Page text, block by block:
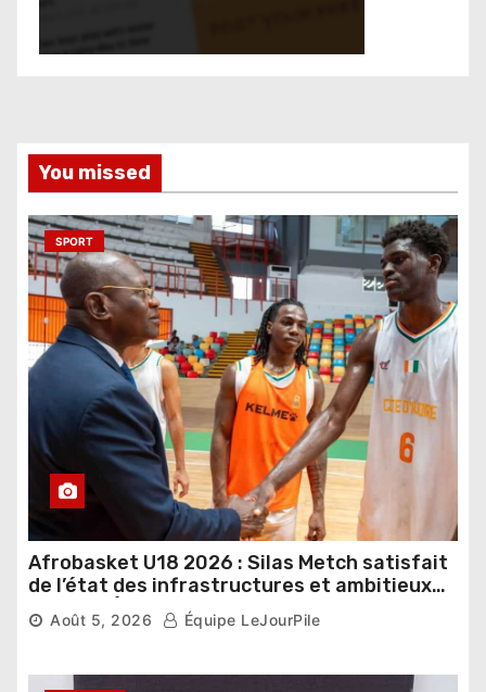
You missed
SPORT
Afrobasket U18 2026 : Silas Metch satisfait
de l’état des infrastructures et ambitieux
pour les Éléphants
Août 5, 2026 Équipe LeJourPile